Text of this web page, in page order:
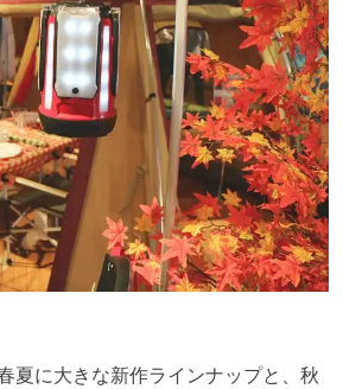
夏に大きな新作ラインナップと、秋